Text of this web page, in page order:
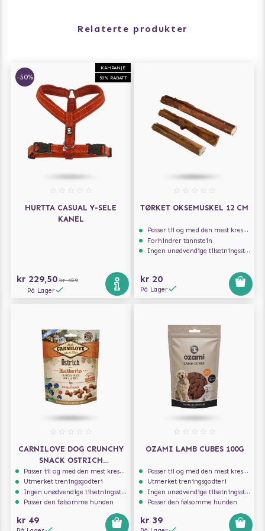
Relaterte produkter
KAMPANJE
50% RABATT
-50%
HURTTA CASUAL Y-SELE
KANEL
kr 229,50 kr 459
På Lager
TØRKET OKSEMUSKEL 12 CM
Passer til og med den mest kresne hunden
Forhindrer tannstein
Ingen unødvendige tilsetningsstoffer
kr 20
På Lager
CARNILOVE DOG CRUNCHY
SNACK OSTRICH
BLACKBERRIES 200G
Passer til og med den mest kresne hunden
Utmerket treningsgodteri
Ingen unødvendige tilsetningsstoffer
Passer den følsomme hunden
kr 49
OZAMI LAMB CUBES 100G
Passer til og med den mest kresne hunden
Utmerket treningsgodteri
Ingen unødvendige tilsetningsstoffer
Passer den følsomme hunden
kr 39